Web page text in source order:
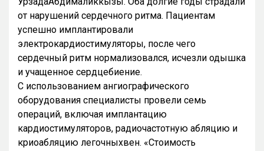
от нарушений сердечного ритма. Пациентам
успешно имплантировали
электрокардиостимуляторы, после чего
сердечный ритм нормализовался, исчезли одышка
и учащенное сердцебиение.
С использованием ангиографического
оборудования специалисты провели семь
операций, включая имплантацию
кардиостимуляторов, радиочастотную абляцию и
криоабляцию легочныхвен. «Стоимость